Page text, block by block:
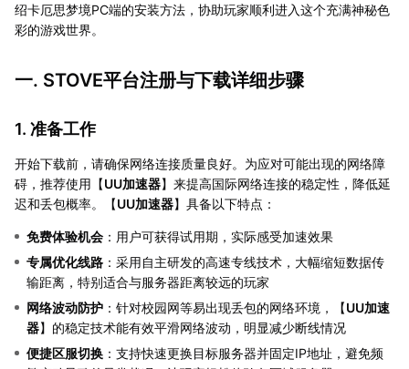
绍卡厄思梦境PC端的安装方法，协助玩家顺利进入这个充满神秘色
彩的游戏世界。
一. STOVE平台注册与下载详细步骤
1. 准备工作
开始下载前，请确保网络连接质量良好。为应对可能出现的网络障
碍，推荐使用【UU加速器】来提高国际网络连接的稳定性，降低延
迟和丢包概率。【UU加速器】具备以下特点：
免费体验机会 ：用户可获得试用期，实际感受加速效果
专属优化线路 ：采用自主研发的高速专线技术，大幅缩短数据传
输距离，特别适合与服务器距离较远的玩家
网络波动防护 ：针对校园网等易出现丢包的网络环境，【UU加速
器】的稳定技术能有效平滑网络波动，明显减少断线情况
便捷区服切换 ：支持快速更换目标服务器并固定IP地址，避免频